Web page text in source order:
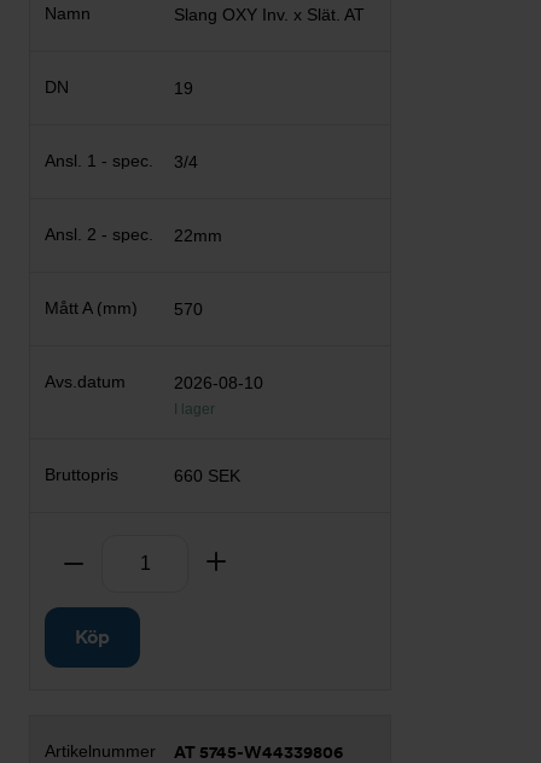
Slang OXY Inv. x Slät. AT
19
3/4
22mm
570
2026-08-10
I lager
660 SEK
Ta bort
Köp
AT 5745-W44339806